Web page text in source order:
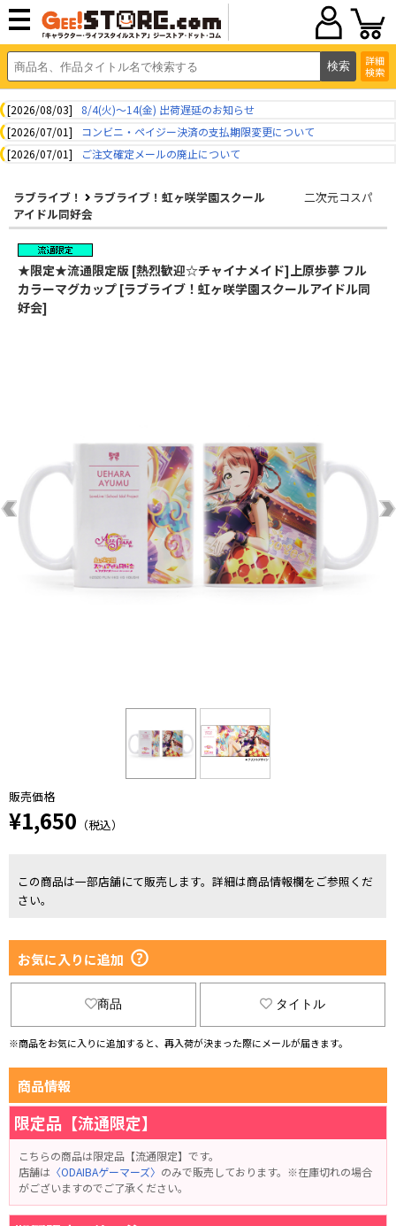
詳細
検索
[2026/08/03]
8/4(火)～14(金) 出荷遅延のお知らせ
[2026/07/01]
コンビニ・ペイジー決済の支払期限変更について
[2026/07/01]
ご注文確定メールの廃止について
ラブライブ！
ラブライブ！虹ヶ咲学園スクール
アイドル同好会
二次元コスパ
★限定★流通限定版 [熱烈歓迎☆チャイナメイド]上原歩夢 フル
カラーマグカップ [ラブライブ！虹ヶ咲学園スクールアイドル同
好会]
販売価格
¥1,650 （税込）
この商品は一部店舗にて販売します。詳細は商品情報欄をご参照くだ
さい。
お気に入りに追加
商品 タイトル
※商品をお気に入りに追加すると、再入荷が決まった際にメールが届きます。
商品情報
限定品【流通限定】
こちらの商品は限定品【流通限定】です。
店舗は 〈ODAIBAゲーマーズ〉 のみで販売しております。※在庫切れの場合
がございますのでご了承ください。